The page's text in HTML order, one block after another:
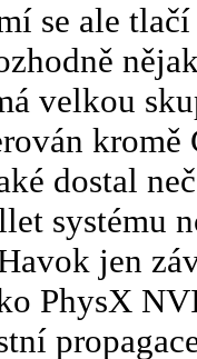
se ale
velkou
dostal
systému
jen
PhysX